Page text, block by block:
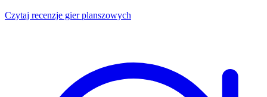
Czytaj recenzje gier planszowych